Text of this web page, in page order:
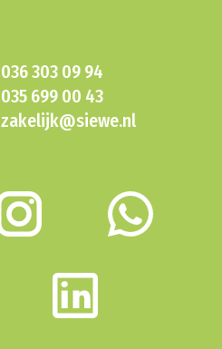
036 303 09 94
035 699 00 43
zakelijk@siewe.nl